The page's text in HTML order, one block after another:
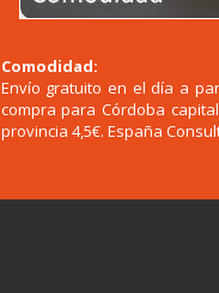
Comodidad:
Envío gratuito en el día a
compra para Córdoba
provincia 4,5€. España